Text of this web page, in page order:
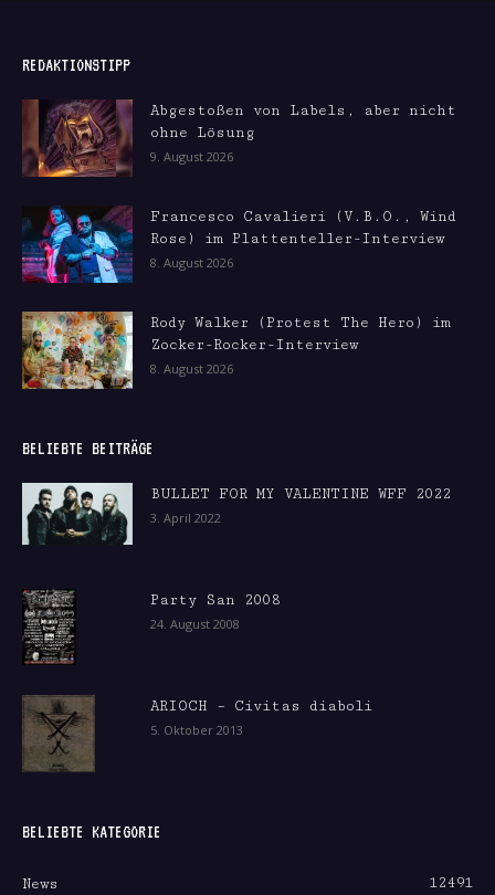
REDAKTIONSTIPP
Abgestoßen von Labels, aber nicht
ohne Lösung
9. August 2026
Francesco Cavalieri (V.B.O., Wind
Rose) im Plattenteller-Interview
8. August 2026
Rody Walker (Protest The Hero) im
Zocker-Rocker-Interview
8. August 2026
BELIEBTE BEITRÄGE
BULLET FOR MY VALENTINE WFF 2022
3. April 2022
Party San 2008
24. August 2008
ARIOCH – Civitas diaboli
5. Oktober 2013
BELIEBTE KATEGORIE
News
12491